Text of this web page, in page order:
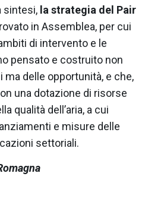
sintesi, la strategia del Pair
in Assemblea, per cui
di intervento e le
pensato e costruito non
ma delle opportunità, e che,
una dotazione di risorse
qualità dell’aria, a cui
e misure delle
settoriali.